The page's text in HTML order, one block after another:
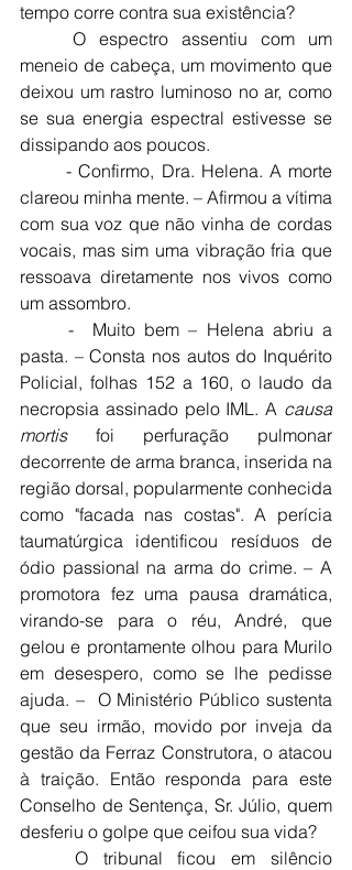
tempo corre contra sua existência?
meneio de cabeça, um movimento que
deixou um rastro luminoso no ar, como
se sua energia espectral estivesse se
dissipando aos poucos.
	- Confirmo, Dra. Helena. A morte
clareou minha mente. – Afirmou a vítima
com sua voz que não vinha de cordas
vocais, mas sim uma vibração fria que
ressoava diretamente nos vivos como
um assombro.
	-  Muito bem – Helena abriu a
pasta. – Consta nos autos do Inquérito
Policial, folhas 152 a 160, o laudo da
necropsia assinado pelo IML. A causa
mortis foi perfuração pulmonar
decorrente de arma branca, inserida na
região dorsal, popularmente conhecida
como "facada nas costas". A perícia
taumatúrgica identificou resíduos de
ódio passional na arma do crime. – A
promotora fez uma pausa dramática,
virando-se para o réu, André, que
gelou e prontamente olhou para Murilo
em desespero, como se lhe pedisse
ajuda. –  O Ministério Público sustenta
que seu irmão, movido por inveja da
gestão da Ferraz Construtora, o atacou
à traição. Então responda para este
Conselho de Sentença, Sr. Júlio, quem
desferiu o golpe que ceifou sua vida?